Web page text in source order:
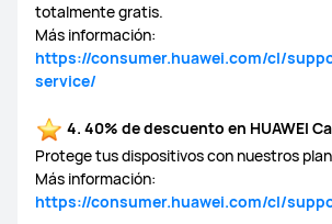
totalmente gratis.
Más información:
https://consumer.huawei.com/cl/
service/
4. 40% de descuento en HUAWEI
Protege tus dispositivos con nuestros
Más información:
https://consumer.huawei.com/cl/